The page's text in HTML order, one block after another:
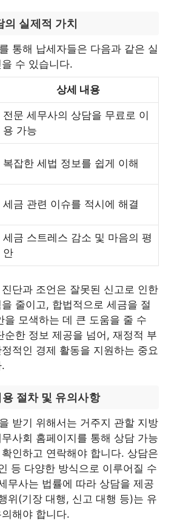
의 실제적 가치
통해 납세자들은 다음과 같은 실
수 있습니다.
상세 내용
전문 세무사의 상담을 무료로 이
용 가능
복잡한 세법 정보를 쉽게 이해
세금 관련 이슈를 적시에 해결
세금 스트레스 감소 및 마음의 평
안
단과 조언은 잘못된 신고로 인한
줄이고, 합법적으로 세금을 절
을 모색하는 데 큰 도움을 줄 수
순한 정보 제공을 넘어, 재정적 부
적인 경제 활동을 지원하는 중요
절차 및 유의사항
받기 위해서는 거주지 관할 지방
사회 홈페이지를 통해 상담 가능
인하고 연락해야 합니다. 상담은
등 다양한 방식으로 이루어질 수
무사는 법률에 따라 상담을 제공
위(기장 대행, 신고 대행 등)는 유
해야 합니다.